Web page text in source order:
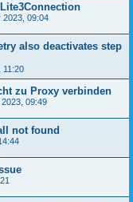
2023, 09:04
also deactivates step
11:20
zu Proxy verbinden
09:49
not found